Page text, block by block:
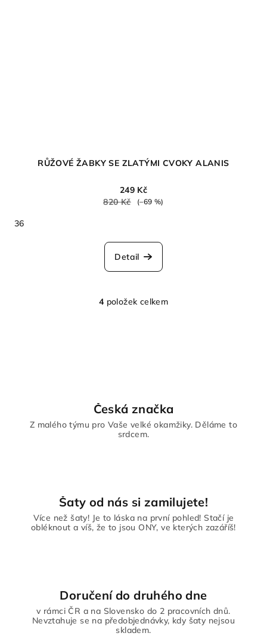
RŮŽOVÉ ŽABKY SE ZLATÝMI CVOKY ALANIS
249 Kč
820 Kč
(–69 %)
36
Detail
O
í
p
r
ý
p
i
4položek celkem
Česká značka
Z malého týmu pro Vaše velké okamžiky. Děláme to
srdcem.
Šaty od nás si zamilujete!
Více než šaty! Je to láska na první pohled! Stačí je
obléknout a víš, že to jsou ONY, ve kterých zazáříš!
Doručení do druhého dne
v rámci ČR a na Slovensko do 2 pracovních dnů.
Nevztahuje se na předobjednávky, kdy šaty nejsou
skladem.